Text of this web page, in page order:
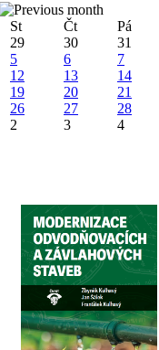
St Čt Pá
29 30 31
5 6 7
12 13 14
19 20 21
26 27 28
2 3 4